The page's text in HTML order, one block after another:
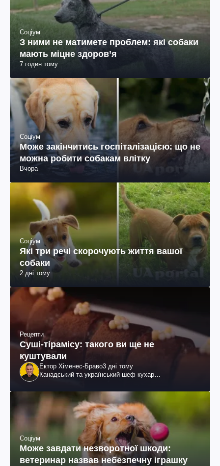
Соціум
З ними не матимете проблем: які собаки
мають міцне здоров’я
7 годин тому
Соціум
Може закінчитись госпіталізацією: що не
можна робити собакам влітку
Вчора
Соціум
Які три речі скорочують життя вашої
собаки
2 дні тому
Рецепти
Суші-тірамісу: такого ви ще не
куштували
Ектор Хіменес-Браво3 дні тому
Канадський та український шеф-кухар
Соціум
Може завдати незворотної шкоди:
ветеринар назвав небезпечну іграшку